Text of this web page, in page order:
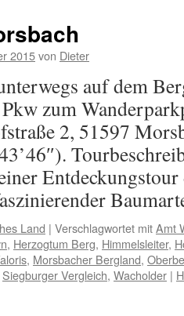
2015von Dieter
auf dem
zum
2, 51597
Land | Verschlagwortet mitAmt
, Herzogtum Berg, Himmelsleiter,
, Morsbacher Bergland,
Siegburger Vergleich, Wacholder |